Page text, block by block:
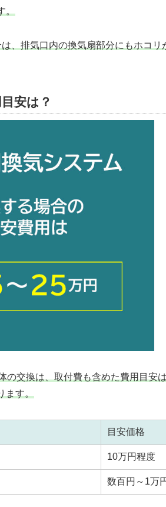
は、排気口内の換気扇部分にもホコ
安は？
の交換は、取付費も含めた費用目安
す。
目安価格
10万円程度
数百円～1万